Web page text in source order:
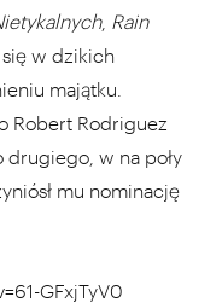
, Rain
w dzikich
majątku.
Robert Rodriguez
drugiego, w na poły
mu nominację
GFxjTyV0